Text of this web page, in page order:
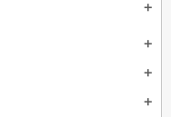
add
add
add
add